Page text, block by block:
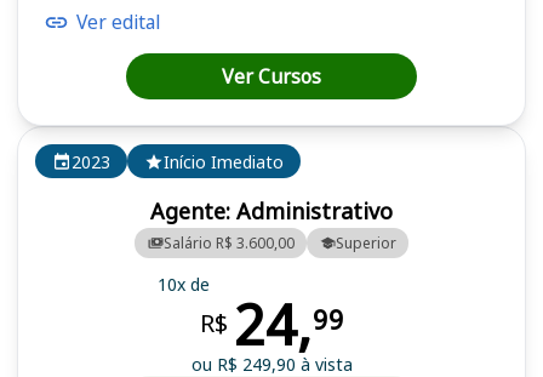
2023 Início Imediato
Agente: Administrativo
Salário R$ 3.600,00 Superior
10x de
R$ 24,99
ou R$ 249,90 à vista
Ver edital
Ver Cursos